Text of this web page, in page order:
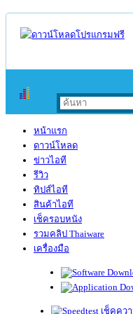
หน้าแรก
ดาวน์โหลด
ข่าวไอที
รีวิว
ทิปส์ไอที
สินค้าไอที
เช็ครอบหนัง
รวมคลิป Thaiware
เครื่องมือ
เช็คควา